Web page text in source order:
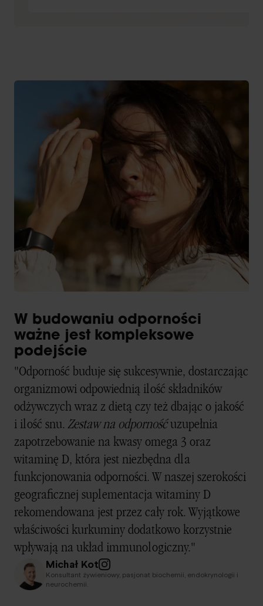
W budowaniu odporności
ważne jest kompleksowe
podejście
"Odporność buduje się sukcesywnie, dostarczając
organizmowi odpowiednią ilość składników
odżywczych wraz z dietą czy też dbając o jakość
i ilość snu. Zestaw na odpornośćuzupełnia
zapotrzebowanie na kwasy omega 3 oraz
witaminę D, która jest niezbędna dla
funkcjonowania odporności. W naszej szerokości
geograficznej suplementacja witaminy D
rekomendowana jest przez cały rok. Wyjątkowe
właściwości kurkuminy dodatkowo korzystnie
wpływają na układ immunologiczny."
Michał Kot
Konsultant żywieniowy, pasjonat biochemii, endokrynologii i
neurochemii.